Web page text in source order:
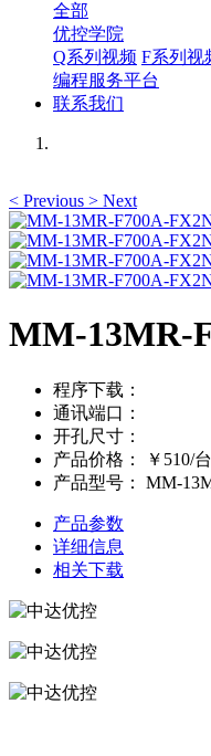
全部
优控学院
Q系列视频 F系列视
编程服务平台
联系我们
< Previous > Next
MM-13MR-
程序下载：
通讯端口：
开孔尺寸：
产品价格：
￥510/台
产品型号：
MM-
产品参数
详细信息
相关下载